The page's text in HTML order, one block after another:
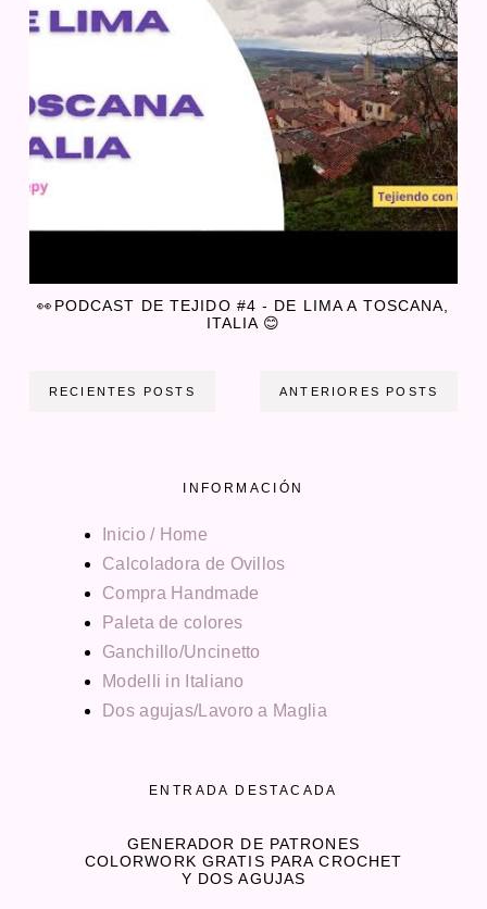
👀PODCAST DE TEJIDO #4 - DE LIMA A TOSCANA,
ITALIA 😊
RECIENTES POSTS ANTERIORES POSTS
INFORMACIÓN
Inicio / Home
Calcoladora de Ovillos
Compra Handmade
Paleta de colores
Ganchillo/Uncinetto
Modelli in Italiano
Dos agujas/Lavoro a Maglia
ENTRADA DESTACADA
GENERADOR DE PATRONES
COLORWORK GRATIS PARA CROCHET
Y DOS AGUJAS